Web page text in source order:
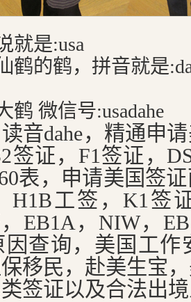
就是:usa
鹤的鹤，拼音就是
鹤 微信号:usadahe
音dahe，精通申
签证，F1签证，
表，申请美国签
H1B工签，K1签
EB1A，NIW，
因查询，美国工作
移民，赴美生宝
签证以及合法出